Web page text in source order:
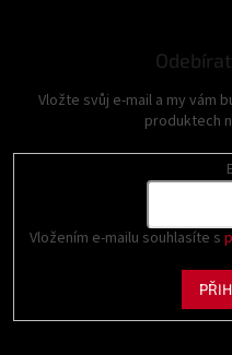
Vložte svůj e-mail a my vám
produktech
Vložením e-mailu souhlasíte s